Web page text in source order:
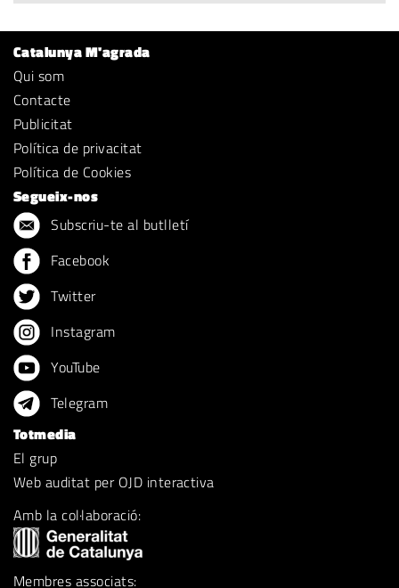
Catalunya M'agrada
Qui som
Contacte
Publicitat
Política de privacitat
Política de Cookies
Segueix-nos
Subscriu-te al butlletí
Facebook
Twitter
Instagram
YouTube
Telegram
Totmedia
El grup
Web auditat per OJD interactiva
Amb la col·laboració:
Membres associats: